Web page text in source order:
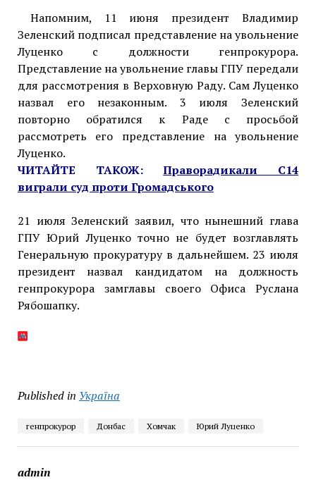
Напомним, 11 июня президент Владимир
Зеленский подписал представление на увольнение
Луценко с должности генпрокурора.
Представление на увольнение главы ГПУ передали
для рассмотрения в Верховную Раду. Сам Луценко
назвал его незаконным. 3 июля Зеленский
повторно обратился к Раде с просьбой
рассмотреть его представление на увольнение
Луценко.
ЧИТАЙТЕ ТАКОЖ:Праворадикали С14
виграли суд проти Громадського
21 июля Зеленский заявил, что нынешний глава
ГПУ Юрий Луценко точно не будет возглавлять
Генеральную прокуратуру в дальнейшем. 23 июля
президент назвал кандидатом на должность
генпрокурора замглавы своего Офиса Руслана
Рябошапку.
Published in Україна
генпрокурор Донбас Хомчак Юрий Луценко
admin